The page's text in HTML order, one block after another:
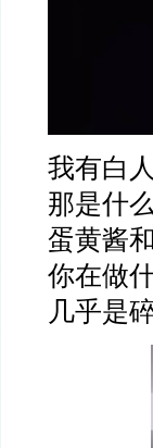
我有白
那是什
蛋黄酱
你在做
几乎是